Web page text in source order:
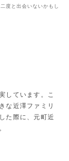
度と出会いないかもし
しています。こ
な近澤ファミリ
た際に、元町近